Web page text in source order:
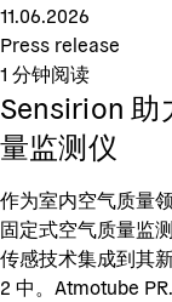
11.06.2026
Press release
1 分钟阅读
Sensirion 助
量监测仪
作为室内空气质量
固定式空气质量监
传感技术集成到其
2 中。Atmotube